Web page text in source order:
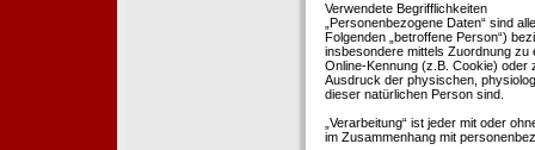
Verwendete Begrifflichkeiten
„Personenbezogene Daten“ sind
Folgenden „betroffene Person“)
insbesondere mittels Zuordnung zu
Online-Kennung (z.B. Cookie) oder
Ausdruck der physischen,
dieser natürlichen Person sind.
„Verarbeitung“ ist jeder mit oder
im Zusammenhang mit